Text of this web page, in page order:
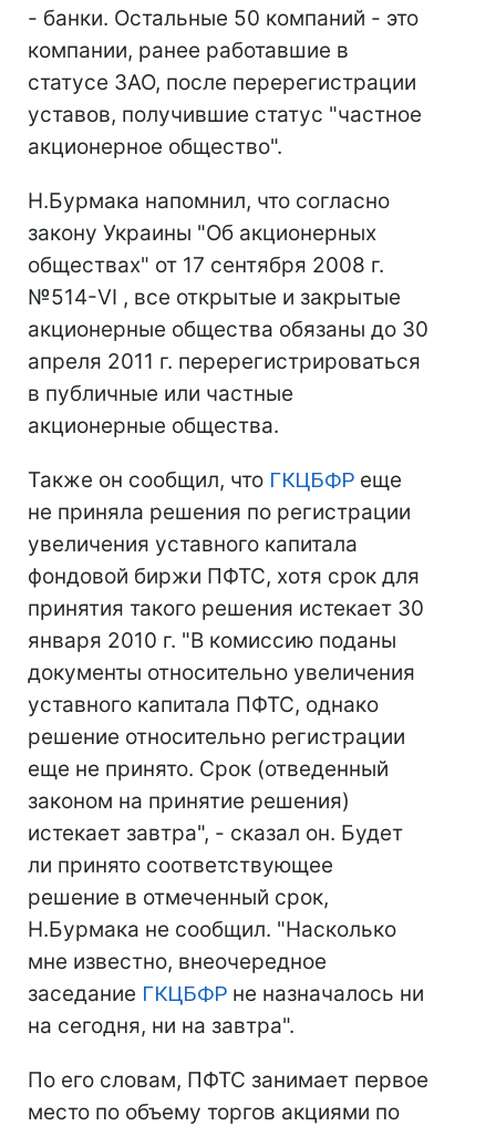
- банки. Остальные 50 компаний - это
компании, ранее работавшие в
статусе ЗАО, после перерегистрации
уставов, получившие статус "частное
акционерное общество".
Н.Бурмака напомнил, что согласно
закону Украины "Об акционерных
обществах" от 17 сентября 2008 г.
№514-VI , все открытые и закрытые
акционерные общества обязаны до 30
апреля 2011 г. перерегистрироваться
в публичные или частные
акционерные общества.
Также он сообщил, что ГКЦБФР еще
не приняла решения по регистрации
увеличения уставного капитала
фондовой биржи ПФТС, хотя срок для
принятия такого решения истекает 30
января 2010 г. "В комиссию поданы
документы относительно увеличения
уставного капитала ПФТС, однако
решение относительно регистрации
еще не принято. Срок (отведенный
законом на принятие решения)
истекает завтра", - сказал он. Будет
ли принято соответствующее
решение в отмеченный срок,
Н.Бурмака не сообщил. "Насколько
мне известно, внеочередное
заседание ГКЦБФР не назначалось ни
на сегодня, ни на завтра".
По его словам, ПФТС занимает первое
место по объему торгов акциями по